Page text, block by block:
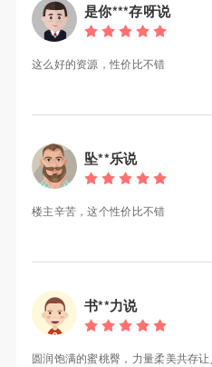
是你***存呀说
这么好的资源，性价比不错
坠**乐说
楼主辛苦，这个性价比不错
书**力说
圆润饱满的蜜桃臀，力量柔美共存